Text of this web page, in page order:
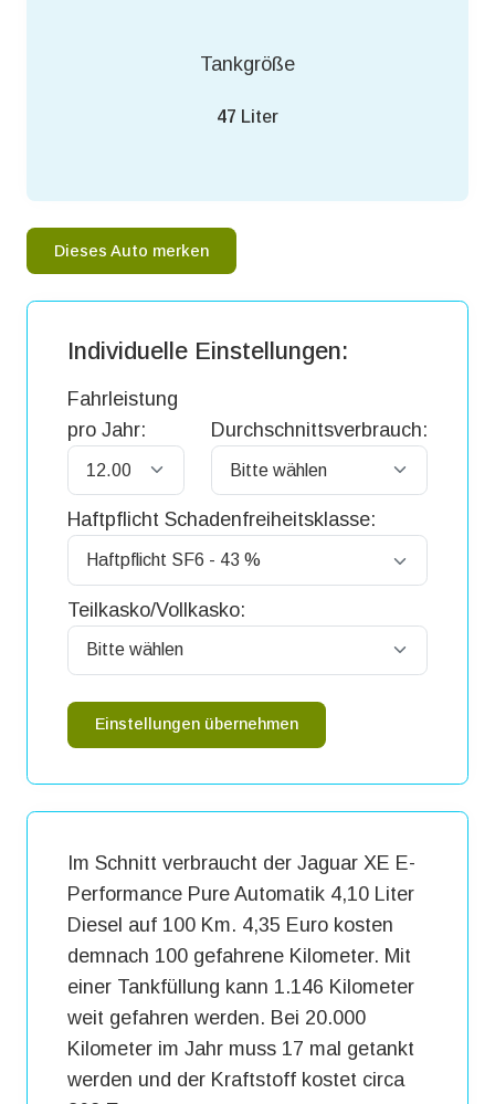
Tankgröße
47 Liter
Dieses Auto merken
Individuelle Einstellungen:
Fahrleistung
pro Jahr:
Durchschnittsverbrauch:
Haftpflicht Schadenfreiheitsklasse:
Teilkasko/Vollkasko:
Einstellungen übernehmen
Im Schnitt verbraucht der Jaguar XE E-
Performance Pure Automatik 4,10 Liter
Diesel auf 100 Km. 4,35 Euro kosten
demnach 100 gefahrene Kilometer. Mit
einer Tankfüllung kann 1.146 Kilometer
weit gefahren werden. Bei 20.000
Kilometer im Jahr muss 17 mal getankt
werden und der Kraftstoff kostet circa